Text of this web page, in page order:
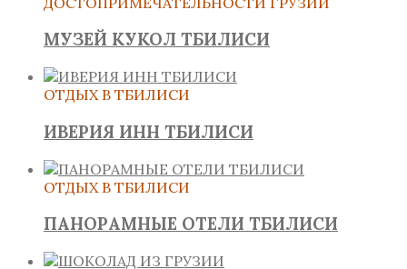
МУЗЕЙ КУКОЛ ТБИЛИСИ
ОТДЫХ В ТБИЛИСИ
ИВЕРИЯ ИНН ТБИЛИСИ
ОТДЫХ В ТБИЛИСИ
ПАНОРАМНЫЕ ОТЕЛИ ТБИЛИСИ